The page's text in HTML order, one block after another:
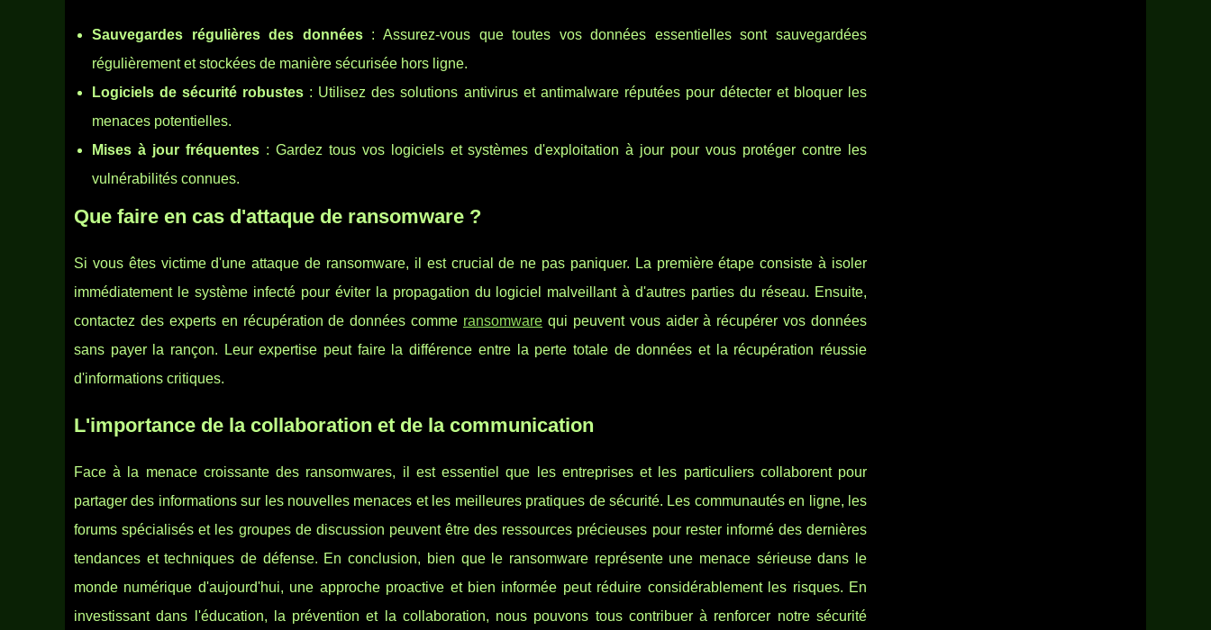
Sauvegardes régulières des données: Assurez-vous que toutes vos données essentielles sont sauvegardées
régulièrement et stockées de manière sécurisée hors ligne.
Logiciels de sécurité robustes : Utilisez des solutions antivirus et antimalware réputées pour détecter et bloquer les
menaces potentielles.
Mises à jour fréquentes: Gardez tous vos logiciels et systèmes d'exploitation à jour pour vous protéger contre les
vulnérabilités connues.
Que faire en cas d'attaque de ransomware ?
Si vous êtes victime d'une attaque de ransomware, il est crucial de ne pas paniquer. La première étape consiste à isoler
immédiatement le système infecté pour éviter la propagation du logiciel malveillant à d'autres parties du réseau. Ensuite,
contactez des experts en récupération de données comme ransomware qui peuvent vous aider à récupérer vos données
sans payer la rançon. Leur expertise peut faire la différence entre la perte totale de données et la récupération réussie
d'informations critiques.
L'importance de la collaboration et de la communication
Face à la menace croissante des ransomwares, il est essentiel que les entreprises et les particuliers collaborent pour
partager des informations sur les nouvelles menaces et les meilleures pratiques de sécurité. Les communautés en ligne, les
forums spécialisés et les groupes de discussion peuvent être des ressources précieuses pour rester informé des dernières
tendances et techniques de défense. En conclusion, bien que le ransomware représente une menace sérieuse dans le
monde numérique d'aujourd'hui, une approche proactive et bien informée peut réduire considérablement les risques. En
investissant dans l'éducation, la prévention et la collaboration, nous pouvons tous contribuer à renforcer notre sécurité